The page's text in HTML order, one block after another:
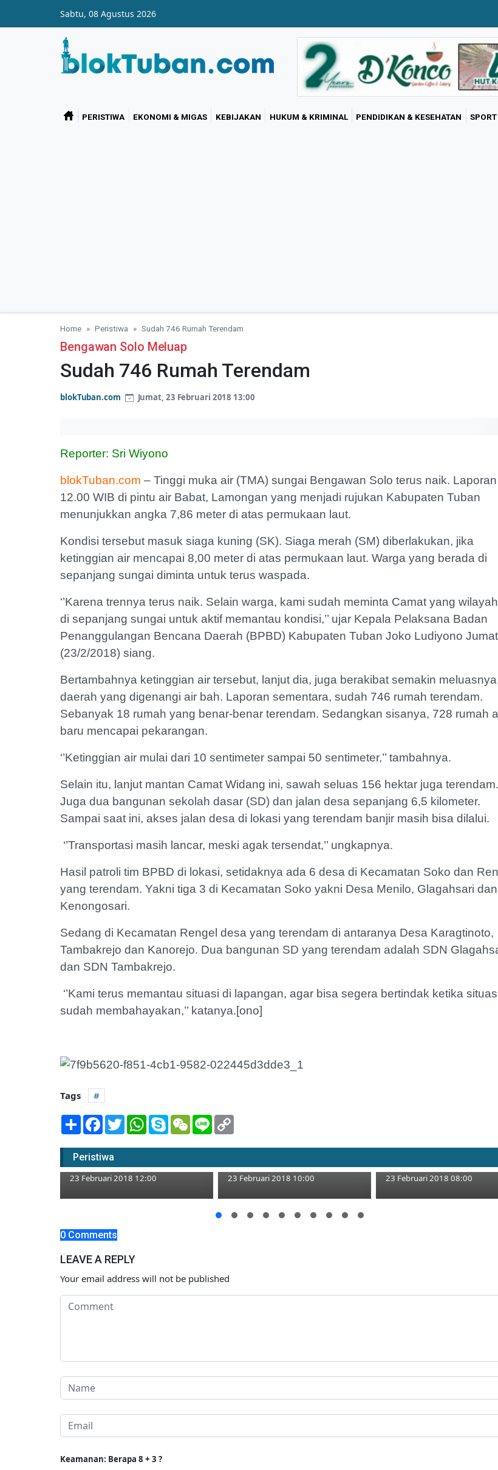
Sabtu, 08 Agustus 2026
PERISTIWA EKONOMI & MIGAS KEBIJAKAN HUKUM & KRIMINAL PENDIDIKAN & KESEHATAN
Home Peristiwa Sudah 746 Rumah Terendam
Bengawan Solo Meluap
Sudah 746 Rumah Terendam
blokTuban.com Jumat, 23 Februari 2018 13:00
Reporter: Sri Wiyono
blokTuban.com – Tinggi muka air (TMA) sungai Bengawan Solo terus naik.
12.00 WIB di pintu air Babat, Lamongan yang menjadi rujukan Kabupaten Tuban
menunjukkan angka 7,86 meter di atas permukaan laut.
Kondisi tersebut masuk siaga kuning (SK). Siaga merah (SM) diberlakukan, jika
ketinggian air mencapai 8,00 meter di atas permukaan laut. Warga yang berada di
sepanjang sungai diminta untuk terus waspada.
‘’Karena trennya terus naik. Selain warga, kami sudah meminta Camat yang
di sepanjang sungai untuk aktif memantau kondisi,’’ ujar Kepala Pelaksana Badan
Penanggulangan Bencana Daerah (BPBD) Kabupaten Tuban Joko Ludiyono Jumat
(23/2/2018) siang.
Bertambahnya ketinggian air tersebut, lanjut dia, juga berakibat semakin meluasnya
daerah yang digenangi air bah. Laporan sementara, sudah 746 rumah terendam.
Sebanyak 18 rumah yang benar-benar terendam. Sedangkan sisanya, 728 rumah
baru mencapai pekarangan.
‘’Ketinggian air mulai dari 10 sentimeter sampai 50 sentimeter,’’ tambahnya.
Selain itu, lanjut mantan Camat Widang ini, sawah seluas 156 hektar juga terendam.
Juga dua bangunan sekolah dasar (SD) dan jalan desa sepanjang 6,5 kilometer.
Sampai saat ini, akses jalan desa di lokasi yang terendam banjir masih bisa dilalui.
‘’Transportasi masih lancar, meski agak tersendat,’’ ungkapnya.
Hasil patroli tim BPBD di lokasi, setidaknya ada 6 desa di Kecamatan Soko dan
yang terendam. Yakni tiga 3 di Kecamatan Soko yakni Desa Menilo, Glagahsari dan
Kenongosari.
Sedang di Kecamatan Rengel desa yang terendam di antaranya Desa Karagtinoto,
Tambakrejo dan Kanorejo. Dua bangunan SD yang terendam adalah SDN
dan SDN Tambakrejo.
‘’Kami terus memantau situasi di lapangan, agar bisa segera bertindak ketika
sudah membahayakan,’’ katanya.[ono]
Tags
Share Facebook
TwitterWhatsApp
SkypeWeChatLine
Peristiwa
Bengawan Meluap, Sejumlah
Titik di Kecamatan Rengel
Terendam
23 Februari 2018 12:00
Mengapa APK Itu Masih
23 Februari 2018 10:00
Polsek Soko Terus
23 Februari 2018 08:00
0 Comments
LEAVE A REPLY
Your email address will not be published
Keamanan: Berapa 8 + 3 ?